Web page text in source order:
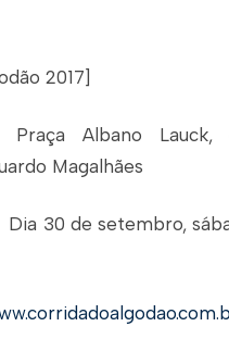
2017]
Praça Albano Lauck,
Magalhães
30 de setembro,